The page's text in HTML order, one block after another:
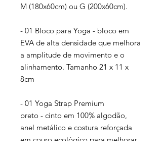
M (180x60cm) ou G (200x60cm).
- 01 Bloco para Yoga - bloco em
EVA de alta densidade que melhora
a amplitude de movimento e o
alinhamento. Tamanho 21 x 11 x
8cm
- 01 Yoga Strap Premium
preto - cinto em 100% algodão,
anel metálico e costura reforçada
em couro ecológico para melhorar